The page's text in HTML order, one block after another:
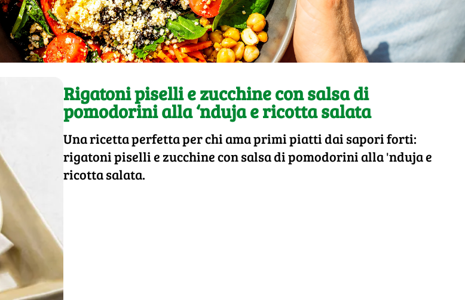
Rigatoni piselli e zucchine con salsa di
pomodorini alla ‘nduja e ricotta salata
Una ricetta perfetta per chi ama primi piatti dai sapori forti:
rigatoni piselli e zucchine con salsa di pomodorini alla 'nduja e
ricotta salata.